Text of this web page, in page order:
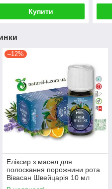
Купити
–12%
Еліксир з масел для
полоскання порожнини рота
Вівасан Швейцарія 10 мл